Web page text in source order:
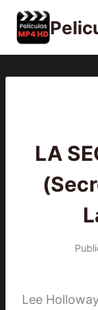
Saltar
contenido
LA
Lee